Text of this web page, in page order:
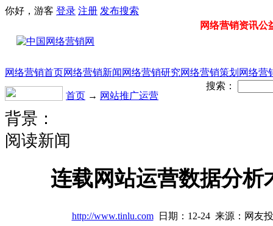
你好，游客 登录 注册 发布搜索
网络营销资讯公
网络营销首页网络营销新闻 网络营销研究网络营销策划 网络营
首页 → 网站推广运营
搜索：
背景：
阅读新闻
连载网站运营数据分析
http://www.tinlu.com日期：12-24 来源：网友